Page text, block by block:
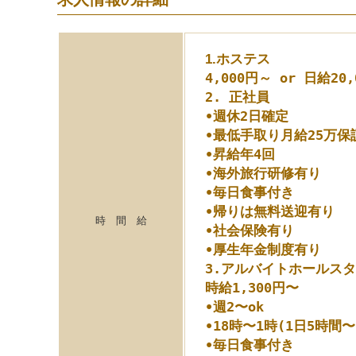
時 間 給
1.ホステス
4,000円～ or 日給
2. 正社員
•週休2日確定
•最低手取り月給25万保
•昇給年4回
•海外旅行研修有り
•毎日食事付き
•帰りは無料送迎有り
•社会保険有り
•厚生年金制度有り
3.アルバイトホールス
時給1,300円〜
•週2〜ok
•18時〜1時(1日5時間〜
•毎日食事付き